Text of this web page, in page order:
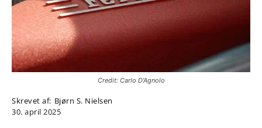
Credit: Carlo D'Agnolo
Skrevet af: Bjørn S. Nielsen
30. april 2025